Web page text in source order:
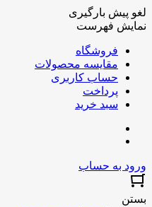
لغو پیش بارگیری
نمایش فهرست
فروشگاه
مقایسه محصولات
حساب کاربری
پرداخت
سبد خرید
ورود به حساب
بستن